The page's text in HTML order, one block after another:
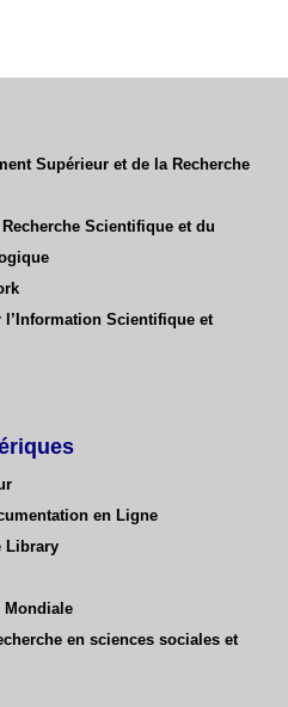
Supérieur et de la Recherche
Scientifique et du
l’Information Scientifique et
en Ligne
Library
Mondiale
en sciences sociales et